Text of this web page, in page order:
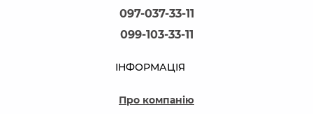
097-037-33-11
099-103-33-11
ІНФОРМАЦІЯ
Про компанію